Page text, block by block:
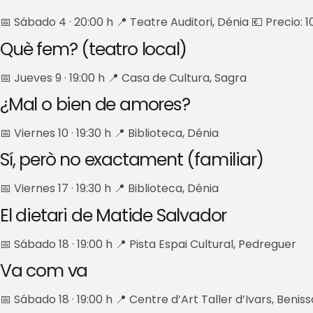
📅 Sábado 4 · 20:00 h 📍 Teatre Auditori, Dénia 💶 Precio:
Què fem? (teatro local)
📅 Jueves 9 · 19:00 h 📍 Casa de Cultura, Sagra
¿Mal o bien de amores?
📅 Viernes 10 · 19:30 h 📍 Biblioteca, Dénia
Sí, però no exactament (familiar)
📅 Viernes 17 · 19:30 h 📍 Biblioteca, Dénia
El dietari de Matide Salvador
📅 Sábado 18 · 19:00 h 📍 Pista Espai Cultural, Pedreguer
Va com va
📅 Sábado 18 · 19:00 h 📍 Centre d’Art Taller d’Ivars,